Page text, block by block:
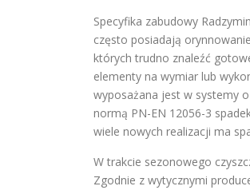
Specyfika zabudowy
często posiadają
których trudno znaleźć
elementy na wymiar lub
wyposażana jest w systemy
normą PN-EN 12056-3
wiele nowych realizacji ma
W trakcie sezonowego
Zgodnie z wytycznymi